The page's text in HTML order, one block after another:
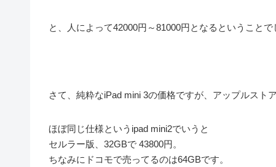
と、人によって42000円～81000円となるということで
さて、純粋なiPad mini 3の価格ですが、アップルスト
ほぼ同じ仕様というipad mini2でいうと
セルラー版、32GBで 43800円。
ちなみにドコモで売ってるのは64GBです。